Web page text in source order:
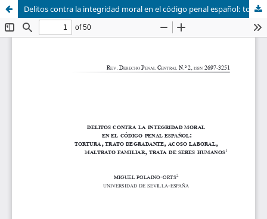
Delitos contra la integridad moral en el código penal español: tortura, trato degradante, acoso laboral, maltrato familiar, trata de seres humanos